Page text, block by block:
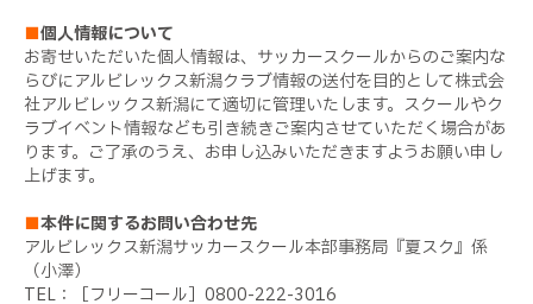
■個人情報について
お寄せいただいた個人情報は、サッカースクールからのご案内な
らびにアルビレックス新潟クラブ情報の送付を目的として株式会
社アルビレックス新潟にて適切に管理いたします。スクールやク
ラブイベント情報なども引き続きご案内させていただく場合があ
ります。ご了承のうえ、お申し込みいただきますようお願い申し
上げます。
■本件に関するお問い合わせ先
アルビレックス新潟サッカースクール本部事務局『夏スク』係
（小澤）
TEL：［フリーコール］0800-222-3016